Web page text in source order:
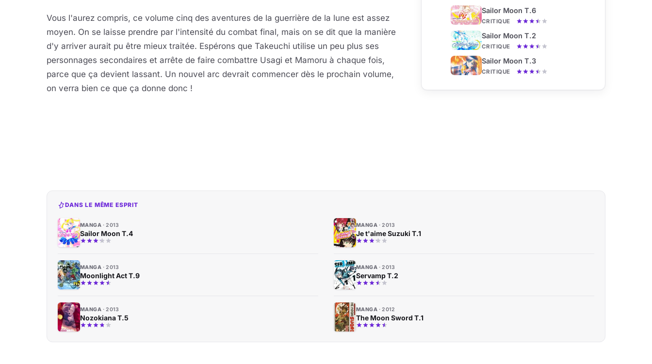
Vous l'aurez compris, ce volume cinq des aventures de la guerrière de la lune est assez
moyen. On se laisse prendre par l'intensité du combat final, mais on se dit que la manière
d'y arriver aurait pu être mieux traitée. Espérons que Takeuchi utilise un peu plus ses
personnages secondaires et arrête de faire combattre Usagi et Mamoru à chaque fois,
parce que ça devient lassant. Un nouvel arc devrait commencer dès le prochain volume,
on verra bien ce que ça donne donc !
Sailor Moon T.6
CRITIQUE
Sailor Moon T.2
CRITIQUE
Sailor Moon T.3
CRITIQUE
DANS LE MÊME ESPRIT
MANGA 2013
Sailor Moon T.4
MANGA 2013
Je t'aime Suzuki T.1
MANGA 2013
Moonlight Act T.9
MANGA 2013
Servamp T.2
MANGA 2013
Nozokiana T.5
MANGA 2012
The Moon Sword T.1